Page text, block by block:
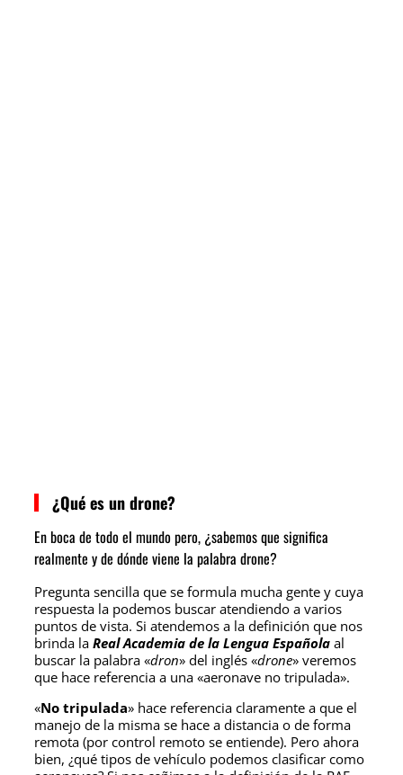
¿Qué es un drone?
En boca de todo el mundo pero, ¿sabemos que significa
realmente y de dónde viene la palabra drone?
Pregunta sencilla que se formula mucha gente y cuya
respuesta la podemos buscar atendiendo a varios
puntos de vista. Si atendemos a la definición que nos
brinda la Real Academia de la Lengua Española al
buscar la palabra «dron» del inglés «drone» veremos
que hace referencia a una «aeronave no tripulada».
«No tripulada» hace referencia claramente a que el
manejo de la misma se hace a distancia o de forma
remota (por control remoto se entiende). Pero ahora
bien, ¿qué tipos de vehículo podemos clasificar como